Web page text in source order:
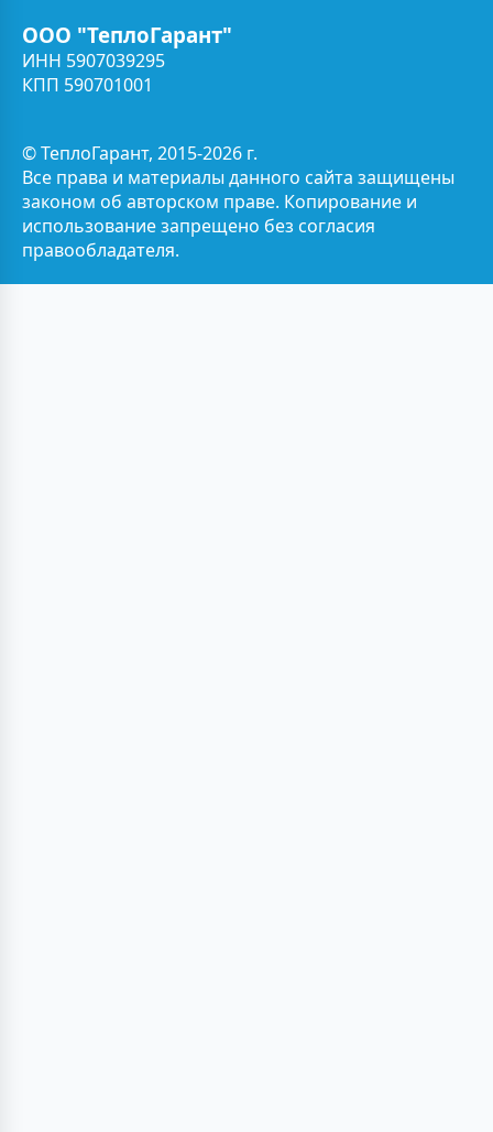
ООО "ТеплоГарант"
ИНН 5907039295
КПП 590701001
© ТеплоГарант, 2015-2026 г.
Все права и материалы данного сайта защищены
законом об авторском праве. Копирование и
использование запрещено без согласия
правообладателя.